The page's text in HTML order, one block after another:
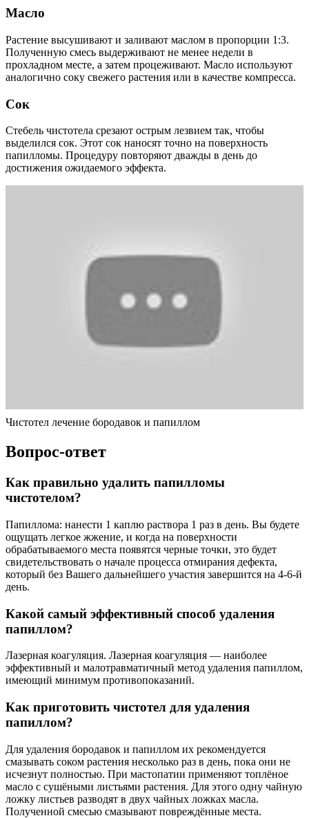
Масло
Растение высушивают и заливают маслом в пропорции 1:3.
Полученную смесь выдерживают не менее недели в
прохладном месте, а затем процеживают. Масло используют
аналогично соку свежего растения или в качестве компресса.
Сок
Стебель чистотела срезают острым лезвием так, чтобы
выделился сок. Этот сок наносят точно на поверхность
папилломы. Процедуру повторяют дважды в день до
достижения ожидаемого эффекта.
Чистотел лечение бородавок и папиллом
Вопрос-ответ
Как правильно удалить папилломы
чистотелом?
Папиллома: нанести 1 каплю раствора 1 раз в день. Вы будете
ощущать легкое жжение, и когда на поверхности
обрабатываемого места появятся черные точки, это будет
свидетельствовать о начале процесса отмирания дефекта,
который без Вашего дальнейшего участия завершится на 4-6-й
день.
Какой самый эффективный способ удаления
папиллом?
Лазерная коагуляция. Лазерная коагуляция — наиболее
эффективный и малотравматичный метод удаления папиллом,
имеющий минимум противопоказаний.
Как приготовить чистотел для удаления
папиллом?
Для удаления бородавок и папиллом их рекомендуется
смазывать соком растения несколько раз в день, пока они не
исчезнут полностью. При мастопатии применяют топлёное
масло с сушёными листьями растения. Для этого одну чайную
ложку листьев разводят в двух чайных ложках масла.
Полученной смесью смазывают повреждённые места.